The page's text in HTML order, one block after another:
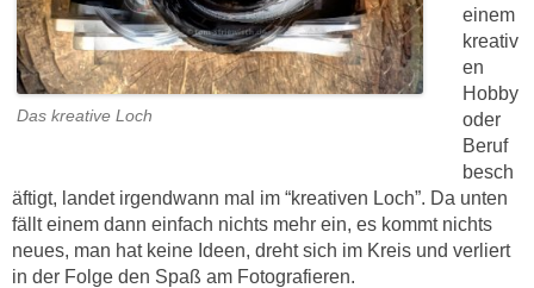
Das kreative Loch
einem
kreativ
en
Hobby
oder
Beruf
besch
äftigt, landet irgendwann mal im “kreativen Loch”. Da unten
fällt einem dann einfach nichts mehr ein, es kommt nichts
neues, man hat keine Ideen, dreht sich im Kreis und verliert
in der Folge den Spaß am Fotografieren.